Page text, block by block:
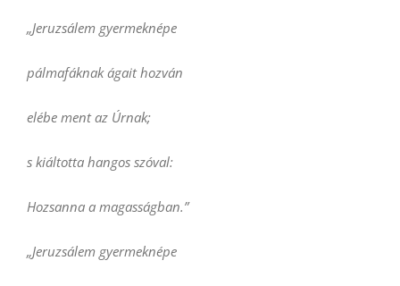
„Jeruzsálem gyermeknépe
pálmafáknak ágait hozván
elébe ment az Úrnak;
s kiáltotta hangos szóval:
Hozsanna a magasságban.”
„Jeruzsálem gyermeknépe